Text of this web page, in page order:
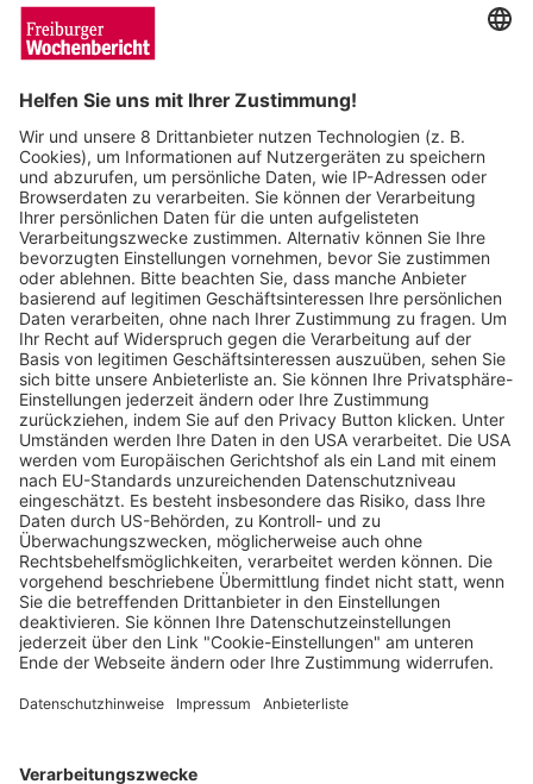
Sieben Tage, Sieben Termine in Freiburg
und der Region
Wochenbericht 08.07.2025